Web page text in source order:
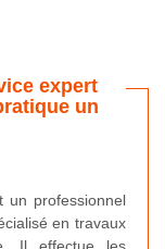
expert
un
un professionnel
en travaux